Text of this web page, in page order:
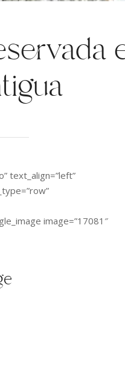
text_align=”left”
image=”17081″